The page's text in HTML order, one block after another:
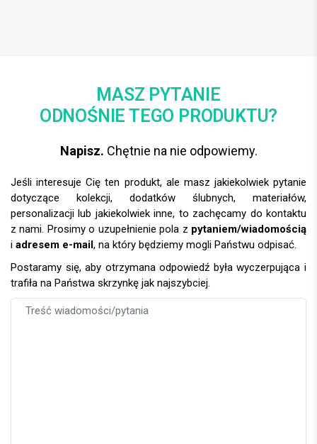
MASZ PYTANIE
ODNOŚNIE TEGO PRODUKTU?
Napisz. Chętnie na nie odpowiemy.
Jeśli interesuje Cię ten produkt, ale masz jakiekolwiek pytanie
dotyczące kolekcji, dodatków ślubnych, materiałów,
personalizacji lub jakiekolwiek inne, to zachęcamy do kontaktu
z nami. Prosimy o uzupełnienie pola z pytaniem/wiadomością
i adresem e-mail, na który będziemy mogli Państwu odpisać.
Postaramy się, aby otrzymana odpowiedź była wyczerpująca i
trafiła na Państwa skrzynkę jak najszybciej.